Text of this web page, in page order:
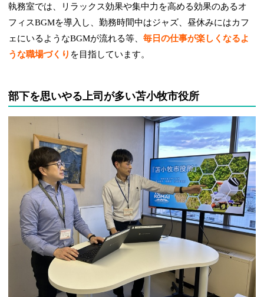
執務室では、リラックス効果や集中力を高める効果のあるオ
フィスBGMを導入し、勤務時間中はジャズ、昼休みにはカフ
ェにいるようなBGMが流れる等、毎日の仕事が楽しくなるよ
うな職場づくり を目指しています。
部下を思いやる上司が多い苫小牧市役所